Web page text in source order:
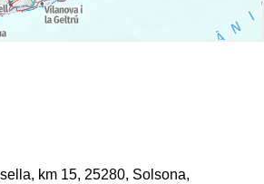
km 15, 25280, Solsona,